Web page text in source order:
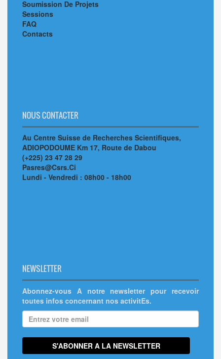
Soumission De Projets
Sessions
FAQ
Contacts
NOUS CONTACTER
Au Centre Suisse de Recherches Scientifiques,
ADIOPODOUME Km 17, Route de Dabou
(+225) 23 47 28 29
Pasres@Csrs.Ci
Lundi - Vendredi : 08h00 - 18h00
NEWSLETTER
Abonnez-vous A notre newsletter pour recevoir
toutes infos concernant nos activitEs.